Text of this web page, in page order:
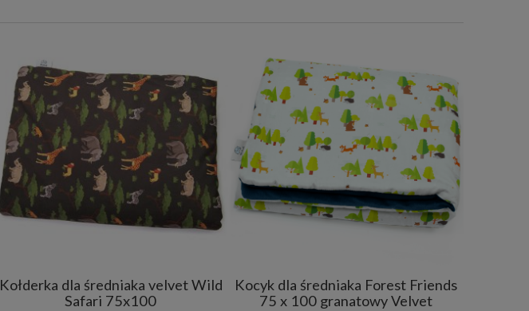
Kołderka dla średniaka velvet Wild
Safari 75x100
Kocyk dla średniaka Forest Friends
75 x 100 granatowy Velvet